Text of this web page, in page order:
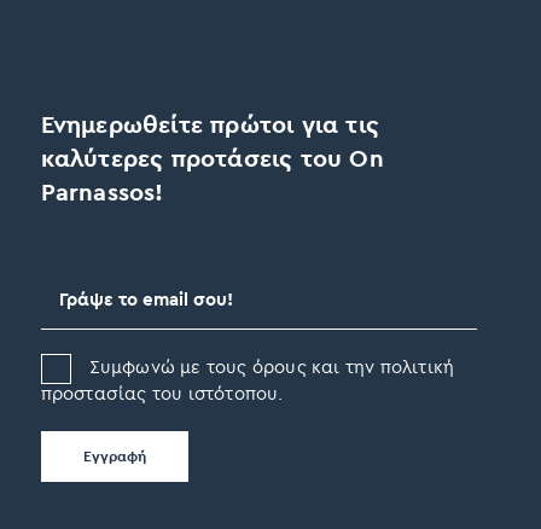
Ενημερωθείτε πρώτοι για τις
καλύτερες προτάσεις του On
Parnassos!
Συμφωνώ με τους όρους και την πολιτική
προστασίας του ιστότοπου.